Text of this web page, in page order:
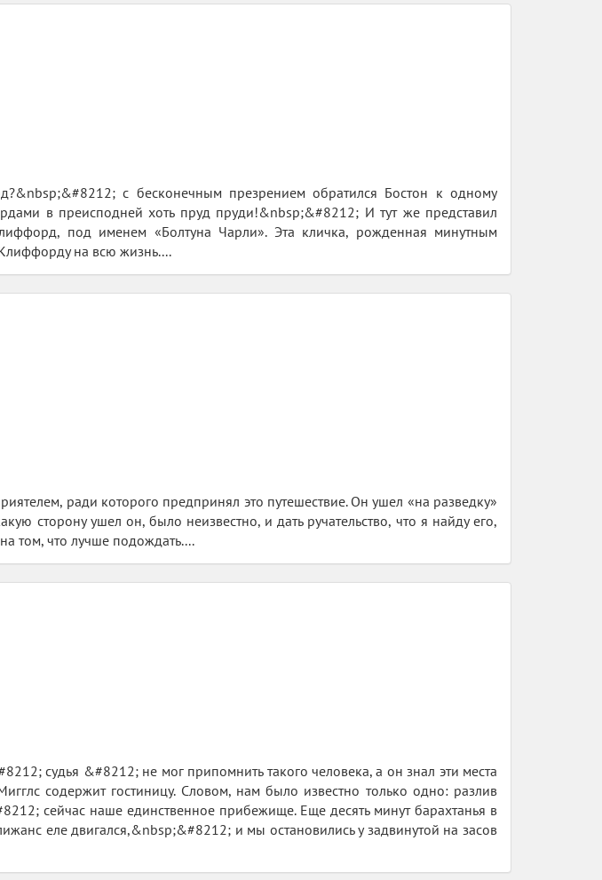
с бесконечным презрением обратился Бостон к одному
в преисподней хоть пруд пруди!&nbsp;&#8212; И тут же представил
под именем «Болтуна Чарли». Эта кличка, рожденная минутным
на всю жизнь....
ради которого предпринял это путешествие. Он ушел «на разведку»
сторону ушел он, было неизвестно, и дать ручательство, что я найду его,
том, что лучше подождать....
судья &#8212; не мог припомнить такого человека, а он знал эти места
содержит гостиницу. Словом, нам было известно только одно: разлив
сейчас наше единственное прибежище. Еще десять минут барахтанья в
еле двигался,&nbsp;&#8212; и мы остановились у задвинутой на засов